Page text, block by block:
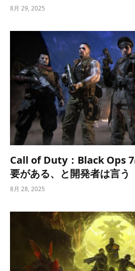
8月 29, 2025
Call of Duty：Black Ops
要がある、と開発者は言う
8月 28, 2025